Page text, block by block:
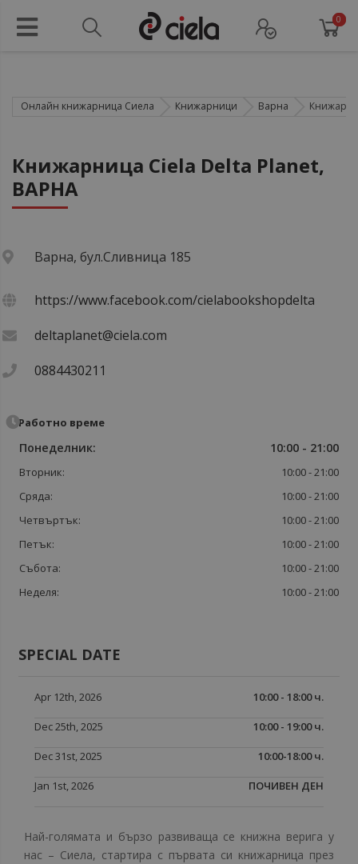
0
Онлайн книжарница Сиела Книжарници Варна
Книжарница Ciela Delta Planet,
ВАРНА
Варна, бул.Сливница 185
https://www.facebook.com/cielabookshopdelta
deltaplanet@ciela.com
0884430211
Работно време
Понеделник: 10:00 - 21:00
Вторник:
10:00 - 21:00
Сряда:
10:00 - 21:00
Четвъртък:
10:00 - 21:00
Петък:
10:00 - 21:00
Събота:
10:00 - 21:00
Неделя:
10:00 - 21:00
SPECIAL DATE
Apr 12th, 2026 10:00 - 18:00 ч.
Dec 25th, 2025 10:00 - 19:00 ч.
Dec 31st, 2025 10:00-18:00 ч.
Jan 1st, 2026 ПОЧИВЕН ДЕН
Най-голямата и бързо развиваща се книжна верига у
нас – Сиела, стартира с първата си книжарница през